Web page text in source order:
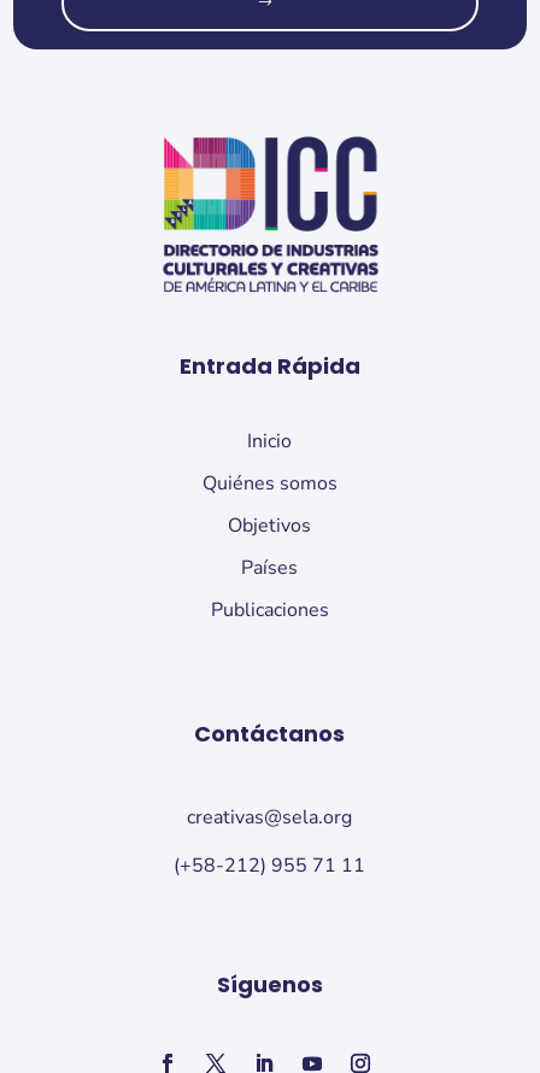
Entrada Rápida
Inicio
Quiénes somos
Objetivos
Países
Publicaciones
Contáctanos
creativas@sela.org
(+58-212) 955 71 11
Síguenos